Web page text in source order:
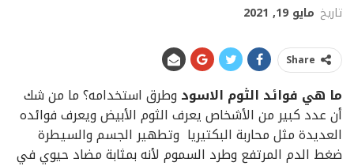
تاريخ مايو 19, 2021
Share
ما هي فوائد الثوم الاسود وطرق استخدامه؟ ما من شك
أن عدد كبير من الأشخاص يعرف الثوم الأبيض ويعرف فوائده
العديدة مثل محاربة البكتيريا وتطهير الجسم والسيطرة
ضغط الدم المرتفع وطرد السموم لأنه بمثابة مضاد حيوي في